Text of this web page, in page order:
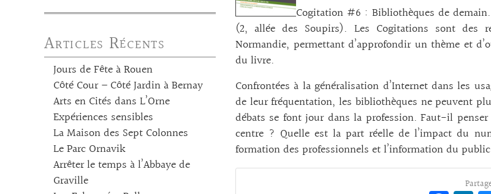
Articles Récents
Jours de Fête à Rouen
Côté Cour – Côté Jardin à Bernay
Arts en Cités dans L’Orne
Expériences sensibles
La Maison des Sept Colonnes
Le Parc Ornavik
Arrêter le temps à l’Abbaye de
Graville
Cogitation #6 : Bibliothèques de
(2, allée des Soupirs). Les Cogitations sont des
Normandie, permettant d’approfondir un thème et
du livre.
Confrontées à la généralisation d’Internet dans les
de leur fréquentation, les bibliothèques ne peuvent
débats se font jour dans la profession. Faut-il
centre ? Quelle est la part réelle de l’impact du
formation des professionnels et l’information du